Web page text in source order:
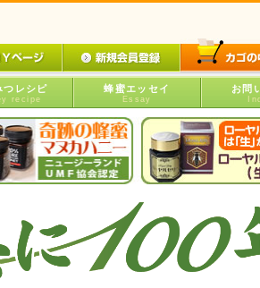
つレシピ
recipe
蜂蜜エッセイ
Essay
お問